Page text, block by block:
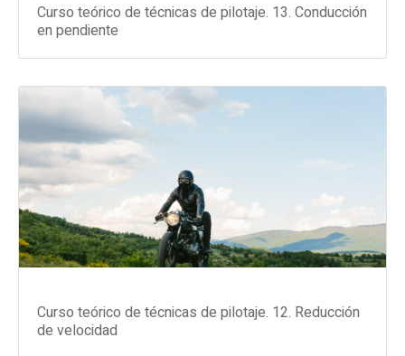
Curso teórico de técnicas de pilotaje. 13. Conducción
en pendiente
Curso teórico de técnicas de pilotaje. 12. Reducción
de velocidad